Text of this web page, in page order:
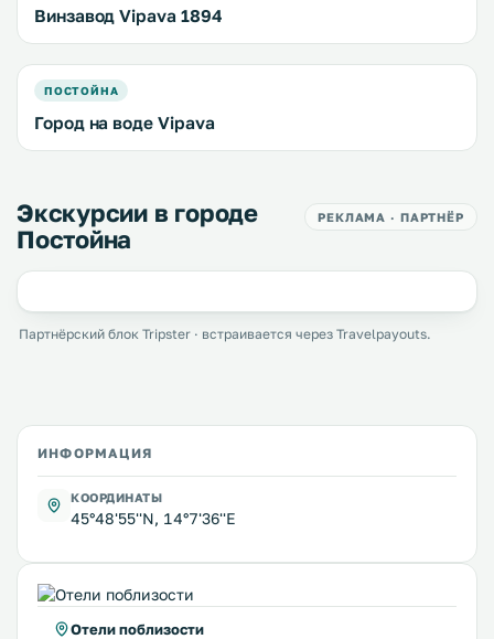
Винзавод Vipava 1894
ПОСТОЙНА
Город на воде Vipava
Экскурсии в городе
Постойна
РЕКЛАМА · ПАРТНЁР
Партнёрский блок Tripster · встраивается через Travelpayouts.
ИНФОРМАЦИЯ
КООРДИНАТЫ
45°48'55''N, 14°7'36''E
Отели поблизости